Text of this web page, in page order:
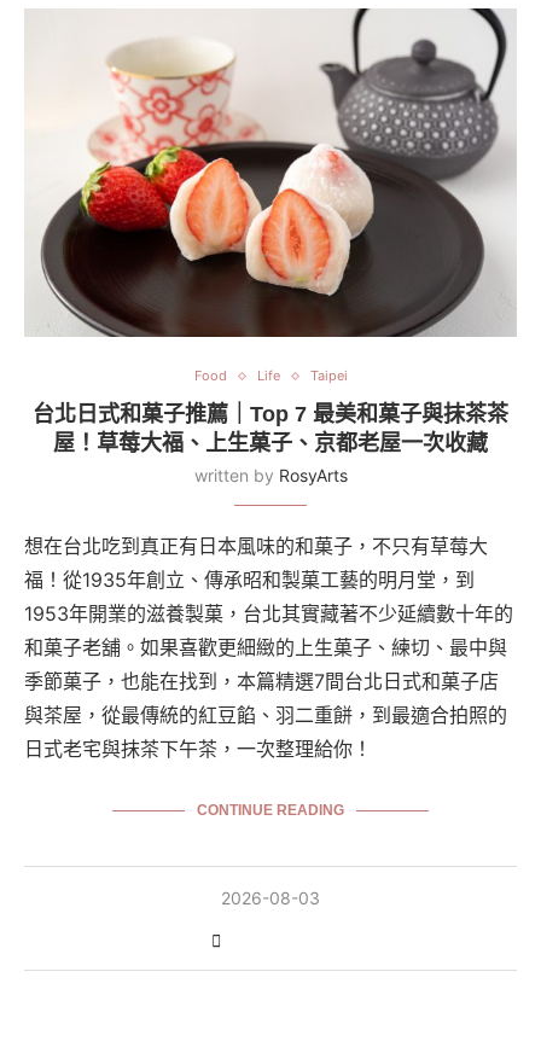
Food Life Taipei
台北日式和菓子推薦｜Top 7 最美和菓子與抹茶茶
屋！草莓大福、上生菓子、京都老屋一次收藏
written by RosyArts
想在台北吃到真正有日本風味的和菓子，不只有草莓大
福！從1935年創立、傳承昭和製菓工藝的明月堂，到
1953年開業的滋養製菓，台北其實藏著不少延續數十年的
和菓子老舖。如果喜歡更細緻的上生菓子、練切、最中與
季節菓子，也能在找到，本篇精選7間台北日式和菓子店
與茶屋，從最傳統的紅豆餡、羽二重餅，到最適合拍照的
日式老宅與抹茶下午茶，一次整理給你！
CONTINUE READING
2026-08-03